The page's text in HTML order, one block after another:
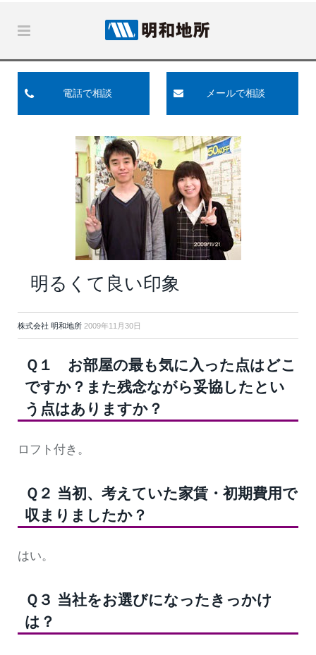
電話で相談 メールで相談
明るくて良い印象
株式会社 明和地所 2009年11月30日
Ｑ１ お部屋の最も気に入った点はどこ
ですか？また残念ながら妥協したとい
う点はありますか？
ロフト付き。
Ｑ２ 当初、考えていた家賃・初期費用で
収まりましたか？
はい。
Ｑ３ 当社をお選びになったきっかけ
は？